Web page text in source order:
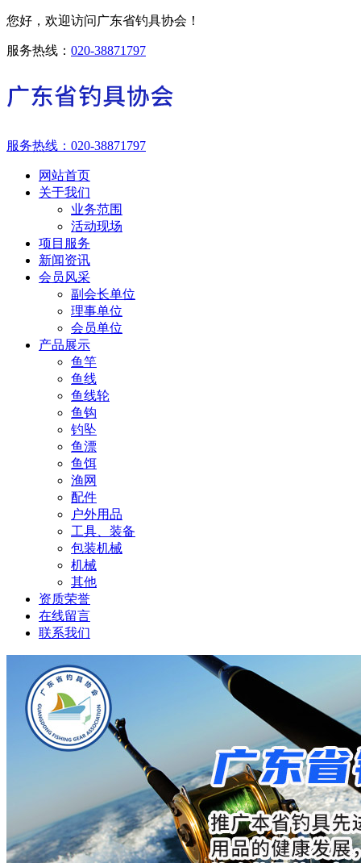
您好，欢迎访问广东省钓具协会！
服务热线： 020-38871797
服务热线： 020-38871797
网站首页
关于我们
业务范围
活动现场
项目服务
新闻资讯
会员风采
副会长单位
理事单位
会员单位
产品展示
鱼竿
鱼线
鱼线轮
鱼钩
钓坠
鱼漂
鱼饵
渔网
配件
户外用品
工具、装备
包装机械
机械
其他
资质荣誉
在线留言
联系我们